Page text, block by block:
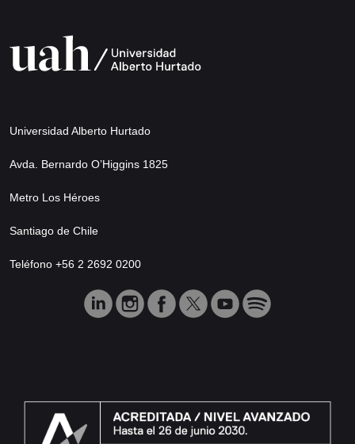
Universidad Alberto Hurtado
Avda. Bernardo O’Higgins 1825
Metro Los Héroes
Santiago de Chile
Teléfono +56 2 2692 0200